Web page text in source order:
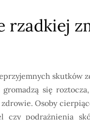
rzadkiej
skutków
się
Osoby
podrażnienia